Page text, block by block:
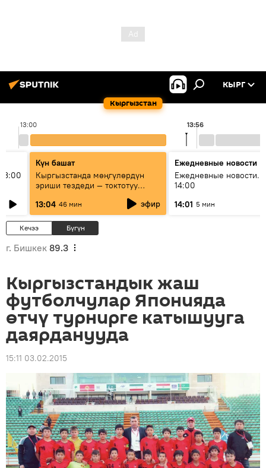
Кыргызстан
КЫРГ
13:00 13:56
Күн башат
Кыргызстанда мөңгүлөрдүн
эриши тездеди — токтотуу
13:04 46 мин эфир
Ежедневные новости
Ежедневные новости.
14:00
14:01 5 мин
Кечээ Бүгүн
г. Бишкек 89.3
Кыргызстандык жаш
футболчулар Японияда
өтчү турнирге катышууга
даярданууда
15:11 03.02.2015